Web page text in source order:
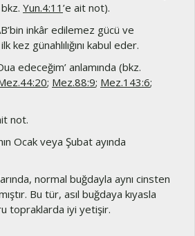
Yun.4:11 ’e ait not).
inkâr edilemez gücü ve
kez günahlılığını kabul eder.
edeceğim’ anlamında (bkz.
; Mez.88:9; Mez.143:6;
not.
Ocak veya Şubat ayında
normal buğdayla aynı cinsten
Bu tür, asıl buğdaya kıyasla
topraklarda iyi yetişir.